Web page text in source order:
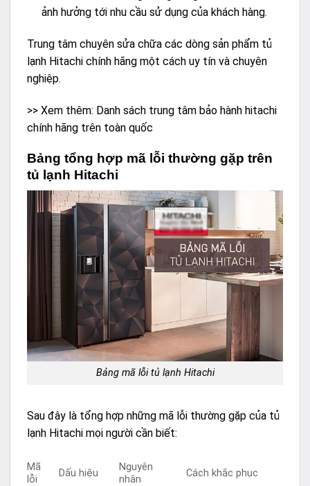
ảnh hưởng tới nhu cầu sử dụng của khách hàng.
Trung tâm chuyên sửa chữa các dòng sản phẩm tủ
lạnh Hitachi chính hãng một cách uy tín và chuyên
nghiệp.
>> Xem thêm: Danh sách trung tâm bảo hành hitachi
chính hãng trên toàn quốc
Bảng tổng hợp mã lỗi thường gặp trên
tủ lạnh Hitachi
Bảng mã lỗi tủ lạnh Hitachi
Sau đây là tổng hợp những mã lỗi thường gặp của tủ
lạnh Hitachi mọi người cần biết:
Mã
lỗi
Dấu hiệu
Nguyên
nhân
Cách khắc phục